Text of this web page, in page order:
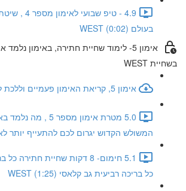
4.9 - טיפ
בעולם WEST (0:02)
אימון 5- לימוד שחיית חתירה, באימון
בשחיית WEST
אימון 5, קריאת האימון פעמיים וללכת לבריכה עם חיוך ענק
5.0 מטרת אימון מספר
המשולש הקדוש יגרום לכם להתעייף יותר לאט
5.1 חימום- 8 דקות שחיית
כל בריכה רביעית גב קלאסי WEST (1:25)